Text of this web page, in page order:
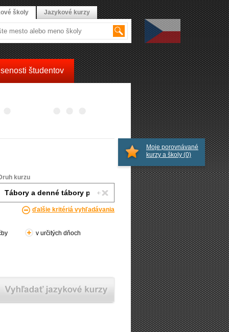
študentov
kurzu
ďalšie kritériá vyhľadávania
v určitých dňoch
Moje porovnávané
kurzy a školy (0)
školy Jazykové kurzy